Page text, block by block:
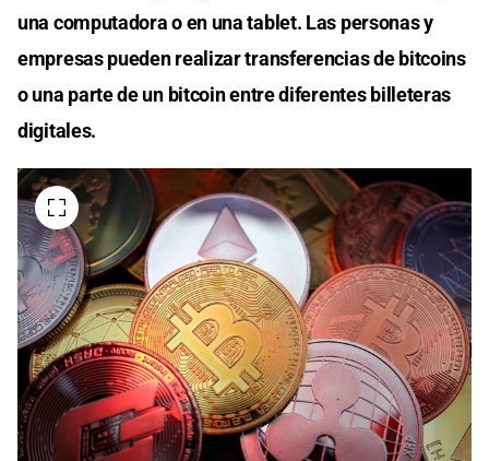
una computadora o en una tablet. Las personas y
empresas pueden realizar transferencias de bitcoins
o una parte de un bitcoin entre diferentes billeteras
digitales.